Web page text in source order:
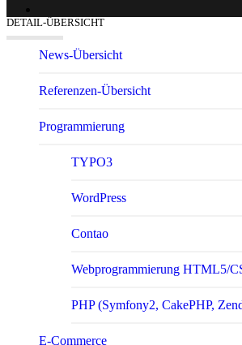
DETAIL-ÜBERSICHT
News-Übersicht
Referenzen-Übersicht
Program­mierung
TYPO3
WordPress
Contao
Webprogrammierung HTML5/
PHP (Symfony2, CakePHP,
E-Com­merce